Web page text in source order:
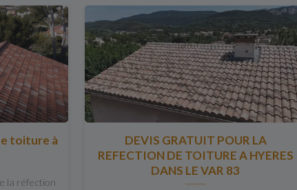
toiture à
la réfection
DEVIS GRATUIT POUR LA
REFECTION DE TOITURE A HYERES
DANS LE VAR 83